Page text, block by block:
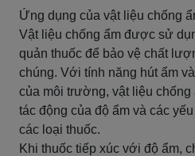
Ứng dụng của vật liệu chống
Vật liệu chống ẩm được sử
quản thuốc để bảo vệ chất
chúng. Với tính năng hút ẩm
của môi trường, vật liệu
tác động của độ ẩm và các
các loại thuốc.
Khi thuốc tiếp xúc với độ ẩm,